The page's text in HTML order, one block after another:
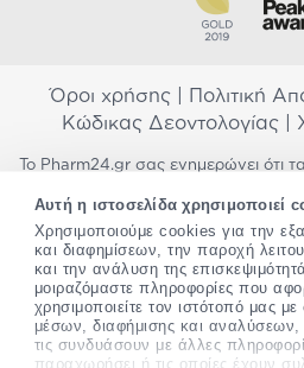
Αυτή η ιστοσελίδα χρησιμοποιεί
Χρησιμοποιούμε cookies για την
και διαφημίσεων, την παροχή
και την ανάλυση της
μοιραζόμαστε πληροφορίες που
χρησιμοποιείτε τον ιστότοπό μας
μέσων, διαφήμισης και αναλύσεων,
τις συνδυάσουν με άλλες
παραχωρήσει ή τις οποίες έχουν
Όροι χρήσης Πολιτική
Κώδικας Δεοντολογίας|
Το Pharm24.gr σας ενημερώνει ότι
προορίζονται για την πρόληψη,
νόσου. Συμβουλευτείτε τον
θηλάζετε, ακολουθείτε
αντιμετωπίζετε προβλήματα
οποιοδήποτε συμπλήρωμα
σας παρέχουμε ακριβείς και
που έχετε κάποια ερώτηση ή
παρακαλώ